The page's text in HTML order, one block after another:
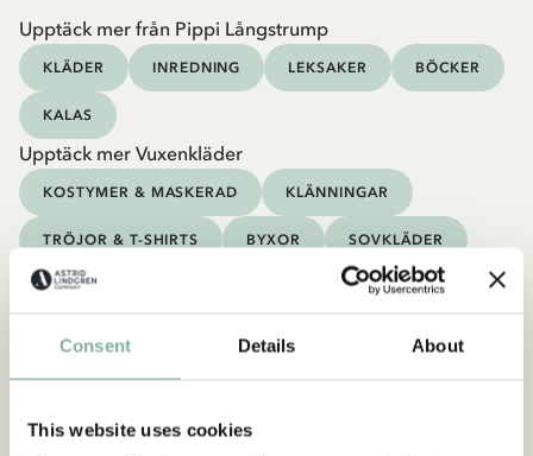
Consent Details About
This website uses cookies
Upptäck mer från Pippi Långstrump
KLÄDER INREDNING LEKSAKER BÖCKER
KALAS
Upptäck mer Vuxenkläder
KOSTYMER & MASKERAD KLÄNNINGAR
TRÖJOR & T-SHIRTS BYXOR SOVKLÄDER